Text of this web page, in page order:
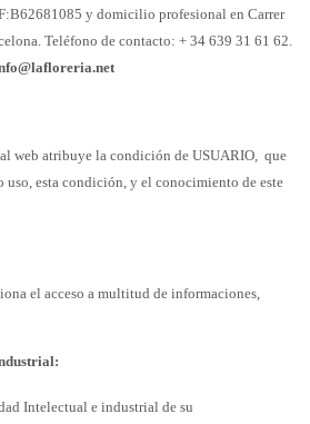
y domicilio profesional en Carrer
Teléfono de contacto: + 34 639 31 61 62.
web atribuye la condición de USUARIO, que
uso, esta condición, y el conocimiento de este
el acceso a multitud de informaciones,
Intelectual e industrial de su